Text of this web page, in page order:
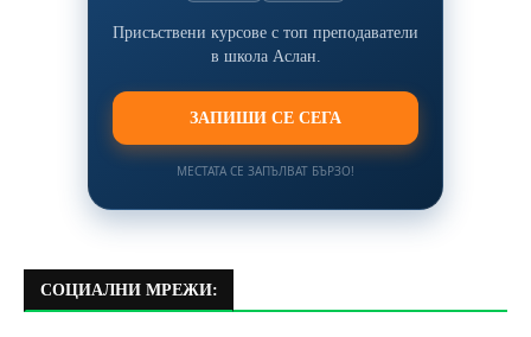
Присъствени курсове с топ преподаватели
в школа Аслан.
ЗАПИШИ СЕ СЕГА
МЕСТАТА СЕ ЗАПЪЛВАТ БЪРЗО!
СОЦИАЛНИ МРЕЖИ: